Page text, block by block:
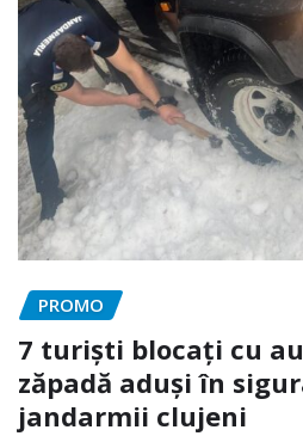
PROMO
7 turiști blocați cu
zăpadă aduși în
jandarmii clujeni